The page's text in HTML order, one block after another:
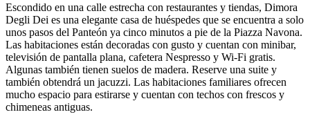
Escondido en una calle estrecha con restaurantes y tiendas, Dimora
Degli Dei es una elegante casa de huéspedes que se encuentra a solo
unos pasos del Panteón ya cinco minutos a pie de la Piazza Navona.
Las habitaciones están decoradas con gusto y cuentan con minibar,
televisión de pantalla plana, cafetera Nespresso y Wi-Fi gratis.
Algunas también tienen suelos de madera. Reserve una suite y
también obtendrá un jacuzzi. Las habitaciones familiares ofrecen
mucho espacio para estirarse y cuentan con techos con frescos y
chimeneas antiguas.